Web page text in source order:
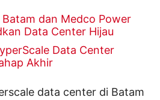
dan Medco Power
Data Center Hijau
Data Center
Akhir
data center di Batam